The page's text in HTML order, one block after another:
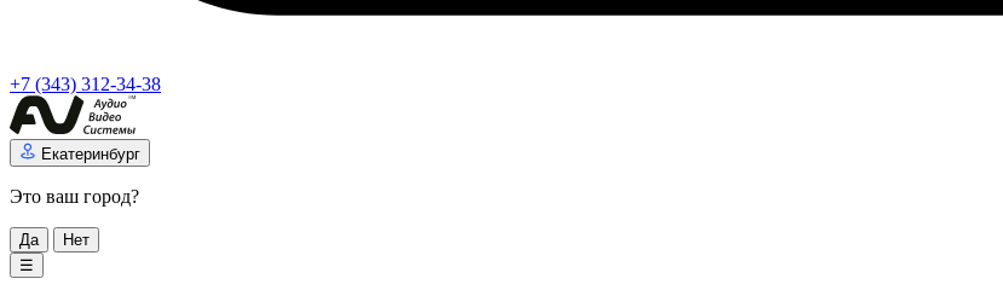
+7 (343) 312-34-38
Екатеринбург
Это ваш город?
Да
Нет
☰